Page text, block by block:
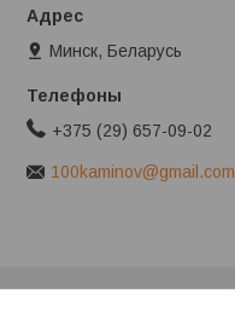
Минск, Беларусь
+375 (29) 657-09-02
100kaminov@gmail.com